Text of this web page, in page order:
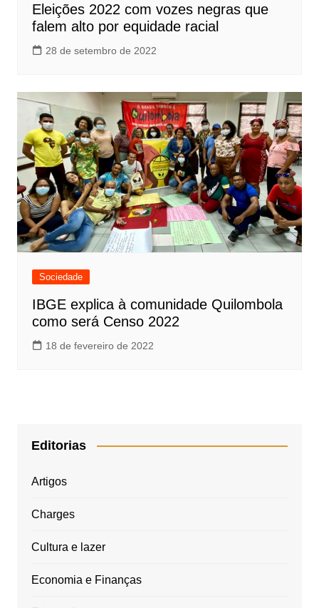
Eleições 2022 com vozes negras que
falem alto por equidade racial
28 de setembro de 2022
Sociedade
IBGE explica à comunidade Quilombola
como será Censo 2022
18 de fevereiro de 2022
Editorias
Artigos
Charges
Cultura e lazer
Economia e Finanças